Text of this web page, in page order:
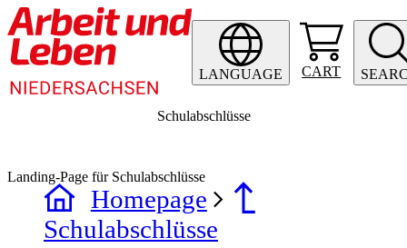
LANGUAGE CART
Schulabschlüsse
Landing-Page für Schulabschlüsse
Homepage
Schulabschlüsse